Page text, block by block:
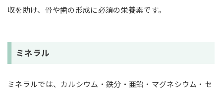
収を助け、骨や歯の形成に必須の栄養素です。
ミネラル
ミネラルでは、カルシウム・鉄分・亜鉛・マグネシウム・セ